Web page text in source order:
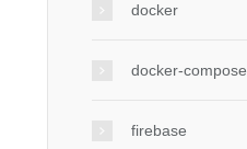
docker
docker-compose
firebase